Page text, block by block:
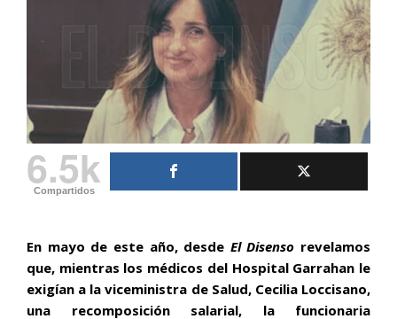
6.5k
Compartidos
En mayo de este año, desde El Disenso revelamos
que, mientras los médicos del Hospital Garrahan le
exigían a la viceministra de Salud, Cecilia Loccisano,
una recomposición salarial, la funcionaria